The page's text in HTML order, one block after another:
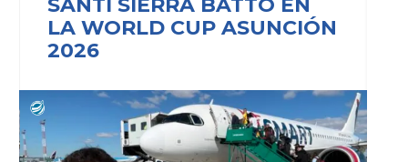
SANTI SIERRA BATTO EN
LA WORLD CUP ASUNCIÓN
2026